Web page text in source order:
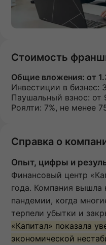
Стоимость
Общие вложения: от
Инвестиции в бизнес:
Паушальный взнос: от
Роялти: 7%, не менее
Справка о
Опыт, цифры и
Финансовый центр
года. Компания вышла
пандемии, когда
терпели убытки и
«Капитал» показала
экономической